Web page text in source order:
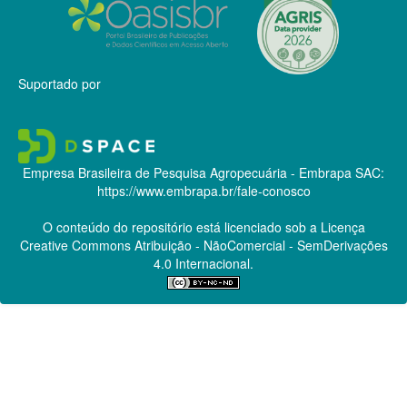
Suportado por
Empresa Brasileira de Pesquisa Agropecuária - Embrapa SAC:
https://www.embrapa.br/fale-conosco
O conteúdo do repositório está licenciado sob a Licença
Creative CommonsAtribuição - NãoComercial - SemDerivações
4.0 Internacional.